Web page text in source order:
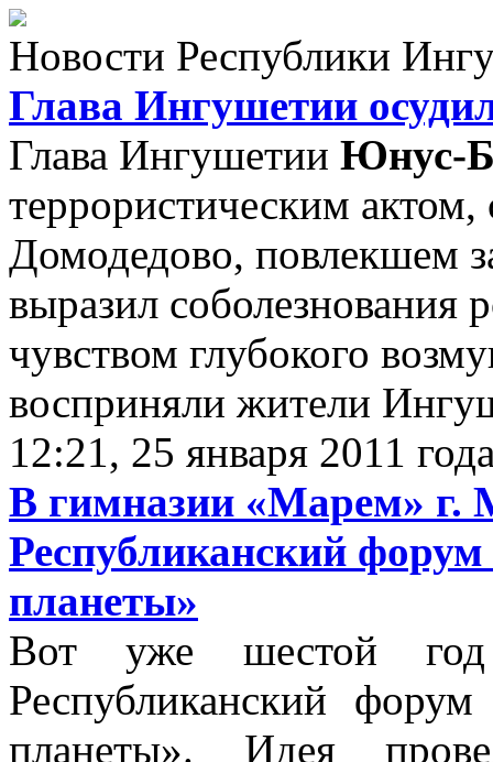
Новости Республики
Глава Ингушетии
Глава Ингушетии Юнус-
террористическим
Домодедово, повлекшем
выразил
чувством глубокого
восприняли жители
12:21, 25 января 2011
В гимназии «Марем» г.
Республиканский
планеты»
Вот уже шестой год
Республиканский
планеты». Идея